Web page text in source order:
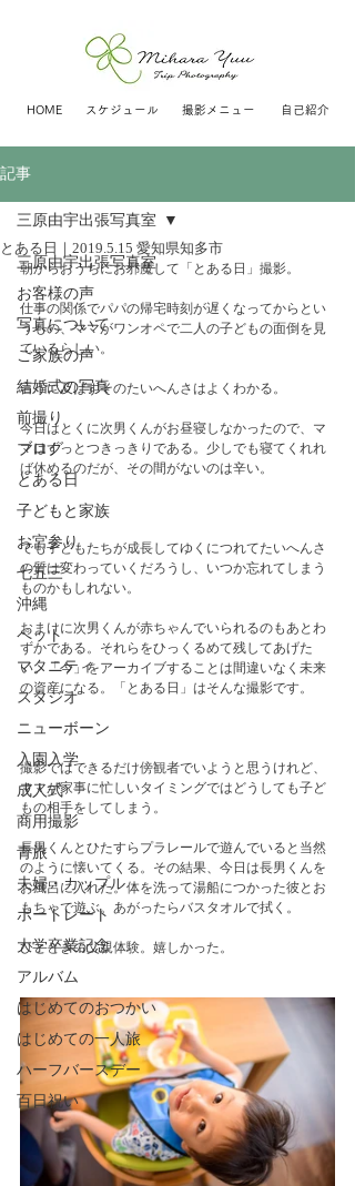
HOME スケジュール 撮影メニュー 自己紹介
記事
三原由宇出張写真室
お客様の声
写真について
ご家族の声
結婚式の写真
前撮り
ブログ
とある日
子どもと家族
お宮参り
七五三
沖縄
ペット
マタニティ
スタジオ
ニューボーン
入園入学
成人式
商用撮影
青旅
夫婦・カップル
ポートレート
大学卒業記念
アルバム
はじめてのおつかい
はじめての一人旅
ハーフバースデー
百日祝い
三原由宇出張写真室
とある日｜2019.5.15 愛知県知多市
朝からおうちにお邪魔して「とある日」撮影。
仕事の関係でパパの帰宅時刻が遅くなってからとい
うもの、ママがワンオペで二人の子どもの面倒を見
ているらしい。
言うに及ばずそのたいへんさはよくわかる。
今日はとくに次男くんがお昼寝しなかったので、マ
マはずっとつきっきりである。少しでも寝てくれれ
ば休めるのだが、その間がないのは辛い。
でも子どもたちが成長してゆくにつれてたいへんさ
の質は変わっていくだろうし、いつか忘れてしまう
ものかもしれない。
おまけに次男くんが赤ちゃんでいられるのもあとわ
ずかである。それらをひっくるめて残してあげた
い。「今」をアーカイブすることは間違いなく未来
の資産になる。「とある日」はそんな撮影です。
撮影ではできるだけ傍観者でいようと思うけれど、
ママが家事に忙しいタイミングではどうしても子ど
もの相手をしてしまう。
長男くんとひたすらプラレールで遊んでいると当然
のように懐いてくる。その結果、今日は長男くんを
お風呂に入れた。体を洗って湯船につかった彼とお
もちゃで遊ぶ。あがったらバスタオルで拭く。
ひとときの父親体験。嬉しかった。